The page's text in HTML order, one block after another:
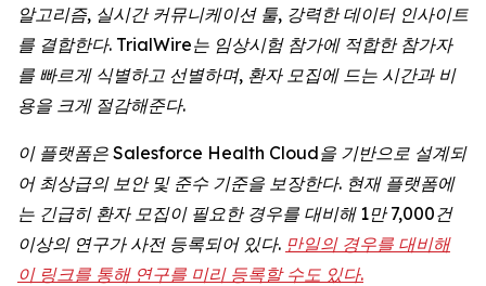
알고리즘, 실시간 커뮤니케이션 툴, 강력한 데이터 인사이트
를 결합한다. TrialWire는 임상시험 참가에 적합한 참가자
를 빠르게 식별하고 선별하며, 환자 모집에 드는 시간과 비
용을 크게 절감해준다.
이 플랫폼은 Salesforce Health Cloud을 기반으로 설계되
어 최상급의 보안 및 준수 기준을 보장한다. 현재 플랫폼에
는 긴급히 환자 모집이 필요한 경우를 대비해 1만 7,000건
이상의 연구가 사전 등록되어 있다. 만일의 경우를 대비해
이 링크를 통해 연구를 미리 등록할 수도 있다.